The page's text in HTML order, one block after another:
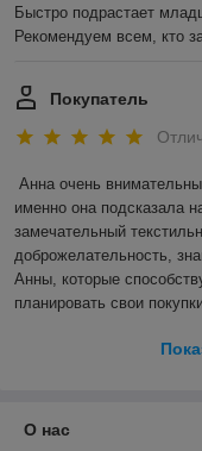
Быстро подрастает
Рекомендуем всем, кто
Покупатель
Анна очень
именно она подсказала
замечательный
доброжелательность,
Анны, которые
планировать свои
О нас